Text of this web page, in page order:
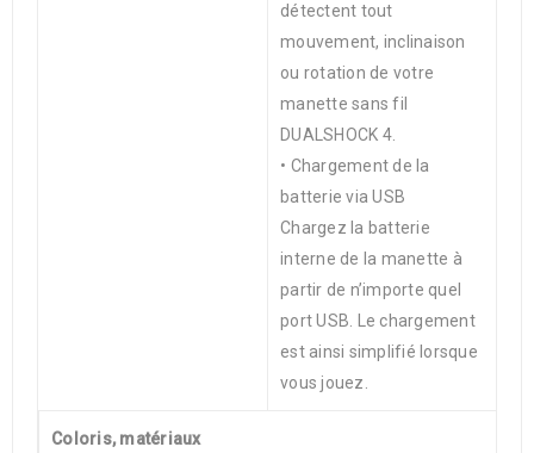
détectent tout
mouvement, inclinaison
ou rotation de votre
manette sans fil
DUALSHOCK 4.
• Chargement de la
batterie via USB
Chargez la batterie
interne de la manette à
partir de n’importe quel
port USB. Le chargement
est ainsi simplifié lorsque
vous jouez.
Coloris, matériaux